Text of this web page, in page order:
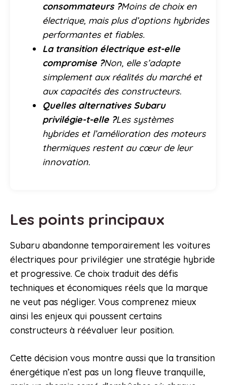
consommateurs ?Moins de choix en
électrique, mais plus d’options hybrides
performantes et fiables.
La transition électrique est-elle
compromise ?Non, elle s’adapte
simplement aux réalités du marché et
aux capacités des constructeurs.
Quelles alternatives Subaru
privilégie-t-elle ?Les systèmes
hybrides et l’amélioration des moteurs
thermiques restent au cœur de leur
innovation.
Les points principaux
Subaru abandonne temporairement les voitures
électriques pour privilégier une stratégie hybride
et progressive. Ce choix traduit des défis
techniques et économiques réels que la marque
ne veut pas négliger. Vous comprenez mieux
ainsi les enjeux qui poussent certains
constructeurs à réévaluer leur position.
Cette décision vous montre aussi que la transition
énergétique n’est pas un long fleuve tranquille,